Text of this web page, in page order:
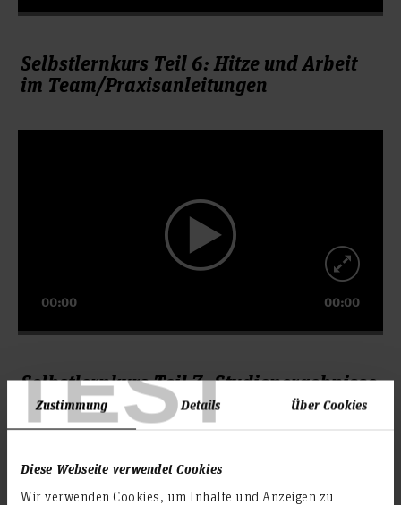
TEST
Zustimmung Details Über Cookies
Diese Webseite verwendet Cookies
Wir verwenden Cookies, um Inhalte und Anzeigen zu
Selbstlernkurs Teil 6: Hitze und Arbeit
im Team/Praxisanleitungen
00:00 00:00
Selbstlernkurs Teil 7: Studienergebnisse
(2 Videos)
Player